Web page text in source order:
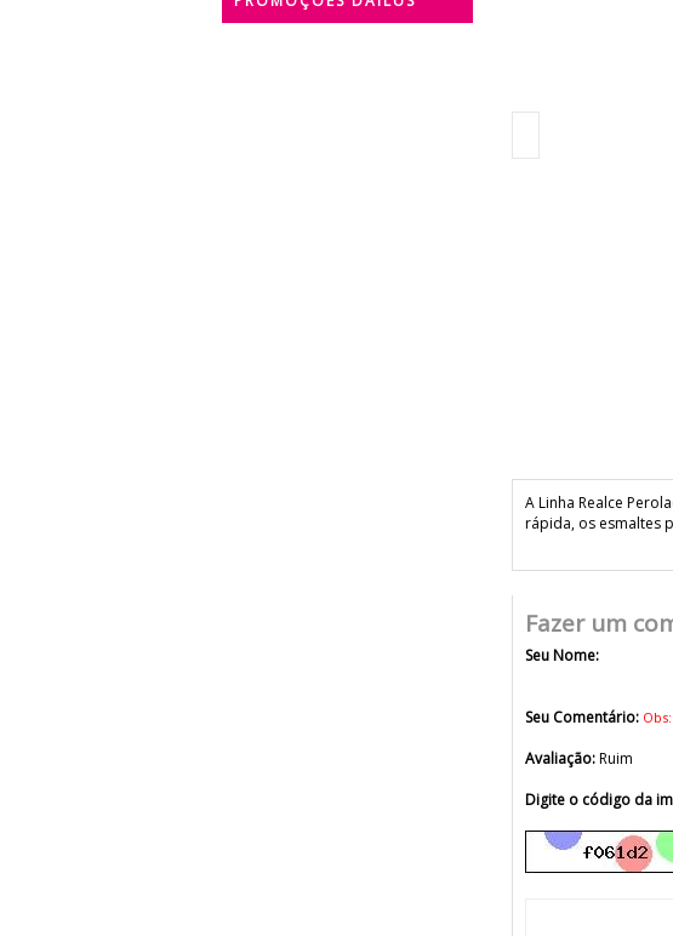
A Linha Realce
rápida, os esmaltes
Fazer um
Seu Nome:
Seu Comentário: Obs:
Avaliação:Ruim
Digite o código da